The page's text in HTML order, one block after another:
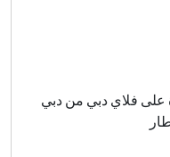
على فلاي دبي من دبي